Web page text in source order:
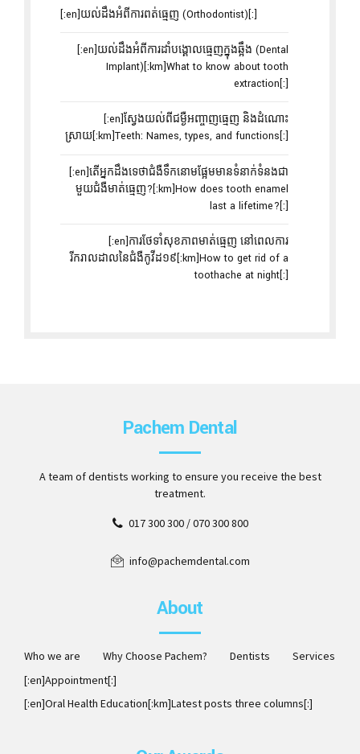
[:en]យល់ដឹងអំពីការពត់ធ្មេញ (Orthodontist)[:]
[:en]យល់ដឹងអំពីការដាំបង្គោលធ្មេញក្នុងឆ្អឹង (Dental
Implant)[:km]What to know about tooth
extraction[:]
[:en]ស្វែងយល់ពីជម្ងឺអញ្ចាញធ្មេញ និងដំណោះ
ស្រាយ[:km]Teeth: Names, types, and functions[:]
[:en]តើអ្នកដឹងទេថាជំងឺទឹកនោមផ្អែមមានទំនាក់ទំនងជា
មួយជំងឺមាត់ធ្មេញ?[:km]How does tooth enamel
last a lifetime?[:]
[:en]ការថែទាំសុខភាពមាត់ធ្មេញ នៅពេលការ
រីករាលដាលនៃជំងឺកូវីដ១៩[:km]How to get rid of a
toothache at night[:]
Pachem Dental
A team of dentists working to ensure you receive the best
treatment.
017 300 300 / 070 300 800
info@pachemdental.com
About
Who we are Why Choose Pachem? Dentists
Services
[:en]Appointment[:]
[:en]Oral Health Education[:km]Latest posts three columns[:]